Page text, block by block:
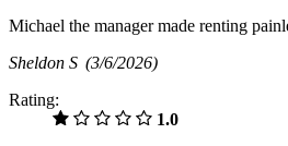
Michael the manager made renting
Sheldon S (3/6/2026)
Rating:
1.0